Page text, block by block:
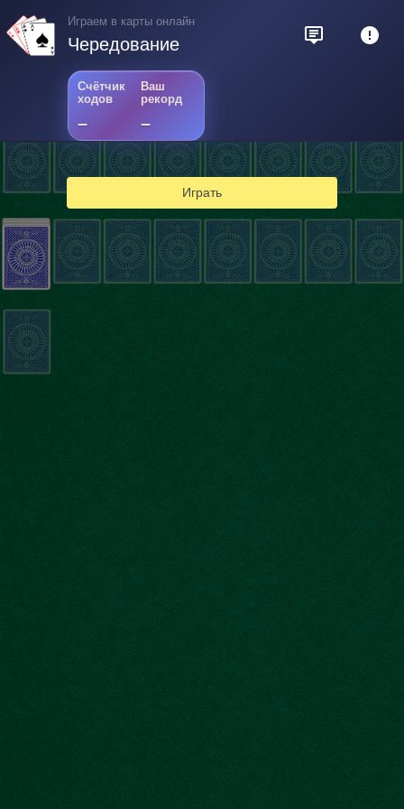
Играем в карты онлайн
Чередование
Счётчик
ходов
–
Ваш
рекорд
–
Играть